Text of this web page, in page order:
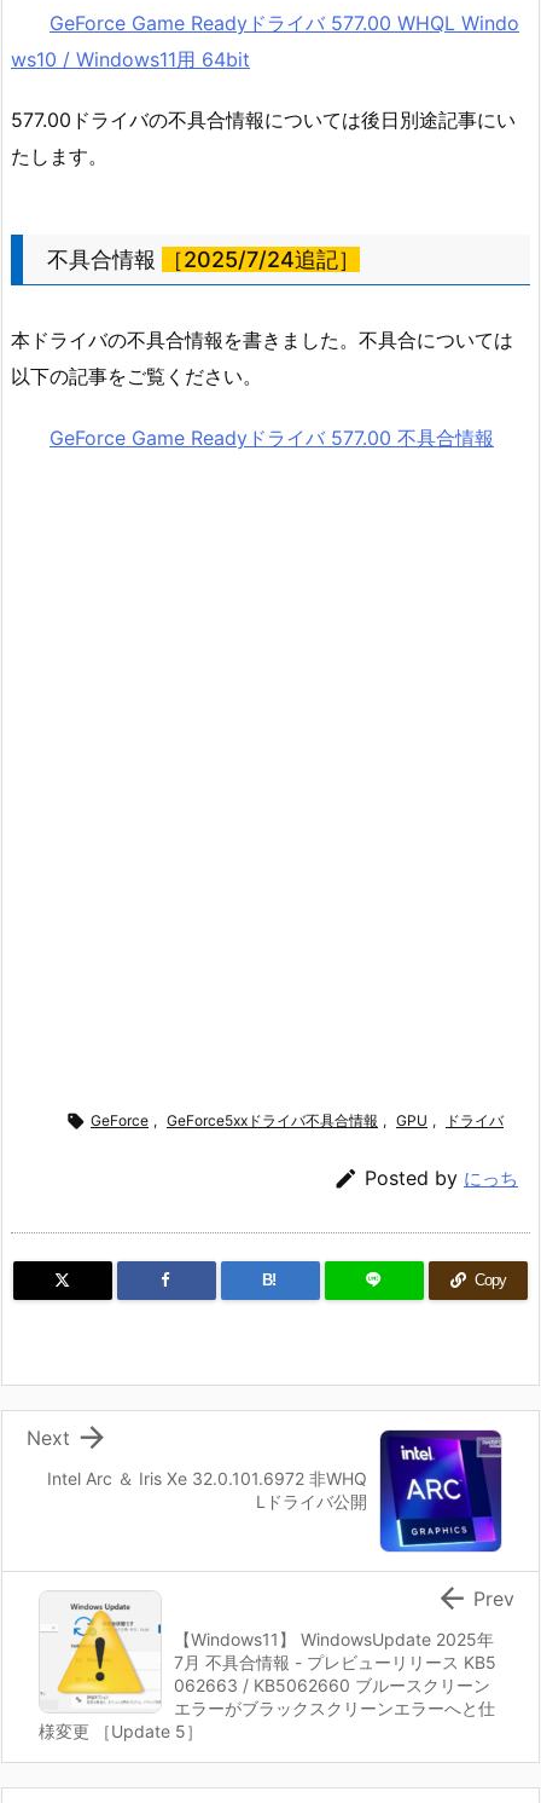
GeForce Game Readyドライバ 577.00 WHQL Windo
ws10 / Windows11用 64bit
577.00ドライバの不具合情報については後日別途記事にい
たします。
不具合情報 ［2025/7/24追記］
本ドライバの不具合情報を書きました。不具合については
以下の記事をご覧ください。
GeForce Game Readyドライバ 577.00 不具合情報
 GeForce , GeForce5xxドライバ不具合情報 , GPU , ドライバ
 Posted by にっち
B! Copy
Intel Arc ＆ Iris Xe 32.0.101.6972 非WHQ
Lドライバ公開

Next
【Windows11】 WindowsUpdate 2025年
7月 不具合情報 - プレビューリリース KB5
062663 / KB5062660 ブルースクリーン
エラーがブラックスクリーンエラーへと仕
様変更 ［Update 5］
 Prev